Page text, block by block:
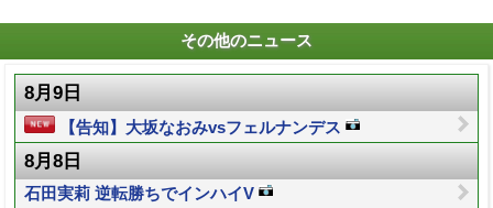
その他のニュース
8月9日
【告知】大坂なおみvsフェルナンデス
8月8日
石田実莉 逆転勝ちでインハイV